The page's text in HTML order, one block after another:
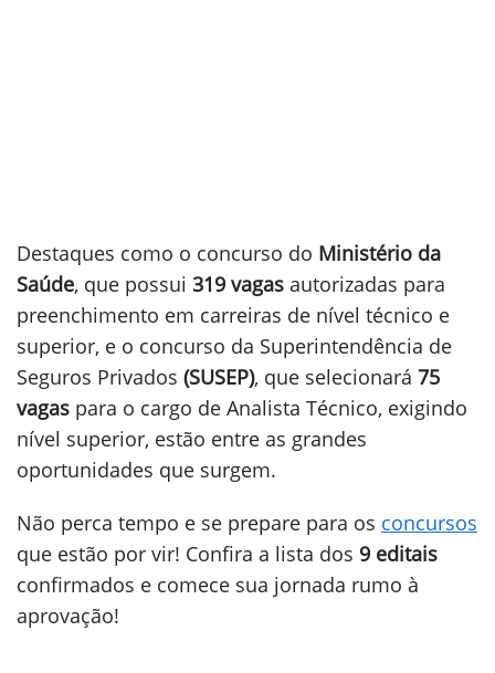
Destaques como o concurso do Ministério da
Saúde, que possui 319 vagas autorizadas para
preenchimento em carreiras de nível técnico e
superior, e o concurso da Superintendência de
Seguros Privados (SUSEP), que selecionará 75
vagas para o cargo de Analista Técnico, exigindo
nível superior, estão entre as grandes
oportunidades que surgem.
Não perca tempo e se prepare para os concursos
que estão por vir! Confira a lista dos 9 editais
confirmados e comece sua jornada rumo à
aprovação!